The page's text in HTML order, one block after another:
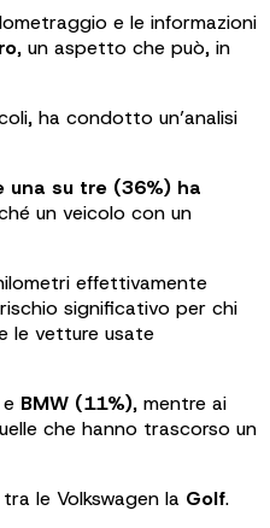
e le informazioni
, un aspetto che può, in
ha condotto un’analisi
una su tre (36%) ha
un veicolo con un
effettivamente
significativo per chi
le vetture usate
e BMW (11%), mentre ai
che hanno trascorso un
le Volkswagen la Golf.